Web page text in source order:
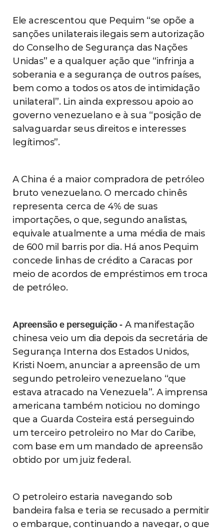
Ele acrescentou que Pequim “se opõe a
sanções unilaterais ilegais sem autorização
do Conselho de Segurança das Nações
Unidas” e a qualquer ação que “infrinja a
soberania e a segurança de outros países,
bem como a todos os atos de intimidação
unilateral”. Lin ainda expressou apoio ao
governo venezuelano e à sua “posição de
salvaguardar seus direitos e interesses
legítimos”.
A China é a maior compradora de petróleo
bruto venezuelano. O mercado chinês
representa cerca de 4% de suas
importações, o que, segundo analistas,
equivale atualmente a uma média de mais
de 600 mil barris por dia. Há anos Pequim
concede linhas de crédito a Caracas por
meio de acordos de empréstimos em troca
de petróleo.
Apreensão e perseguição - A manifestação
chinesa veio um dia depois da secretária de
Segurança Interna dos Estados Unidos,
Kristi Noem, anunciar a apreensão de um
segundo petroleiro venezuelano “que
estava atracado na Venezuela”. A imprensa
americana também noticiou no domingo
que a Guarda Costeira está perseguindo
um terceiro petroleiro no Mar do Caribe,
com base em um mandado de apreensão
obtido por um juiz federal.
O petroleiro estaria navegando sob
bandeira falsa e teria se recusado a permitir
o embarque, continuando a navegar, o que